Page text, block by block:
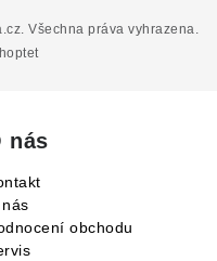
. Všechna práva vyhrazena.
nás
obchodu